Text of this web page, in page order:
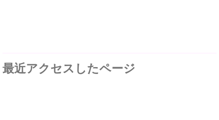
最近アクセスしたページ